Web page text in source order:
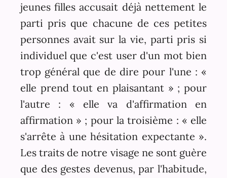
jeunes filles accusait déjà nettement le
parti pris que chacune de ces petites
personnes avait sur la vie, parti pris si
individuel que c'est user d'un mot bien
trop général que de dire pour l'une : «
elle prend tout en plaisantant » ; pour
l'autre : « elle va d'affirmation en
affirmation » ; pour la troisième : « elle
s'arrête à une hésitation expectante ».
Les traits de notre visage ne sont guère
que des gestes devenus, par l'habitude,